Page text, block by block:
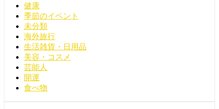
健康
季節のイベント
未分類
海外旅行
生活雑貨・日用品
美容・コスメ
芸能人
開運
食べ物